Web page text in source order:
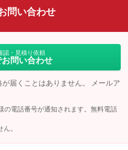
問い合わせ
認・見積り依頼
問い合わせ
届くことはありません。 メールア
電話番号が通知されます。無料電話
。